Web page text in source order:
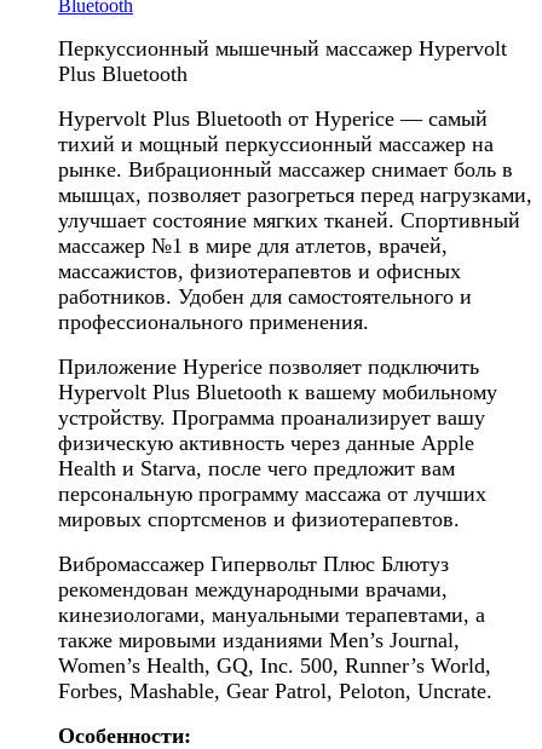
Bluetooth
Перкуссионный мышечный массажер Hypervolt
Plus Bluetooth
Hypervolt Plus Bluetooth от Hyperice — самый
тихий и мощный перкуссионный массажер на
рынке. Вибрационный массажер снимает боль в
мышцах, позволяет разогреться перед нагрузками,
улучшает состояние мягких тканей. Спортивный
массажер №1 в мире для атлетов, врачей,
массажистов, физиотерапевтов и офисных
работников. Удобен для самостоятельного и
профессионального применения.
Приложение Hyperice позволяет подключить
Hypervolt Plus Bluetooth к вашему мобильному
устройству. Программа проанализирует вашу
физическую активность через данные Apple
Health и Starva, после чего предложит вам
персональную программу массажа от лучших
мировых спортсменов и физиотерапевтов.
Вибромассажер Гипервольт Плюс Блютуз
рекомендован международными врачами,
кинезиологами, мануальными терапевтами, а
также мировыми изданиями Men’s Journal,
Women’s Health, GQ, Inc. 500, Runner’s World,
Forbes, Mashable, Gear Patrol, Peloton, Uncrate.
Особенности: